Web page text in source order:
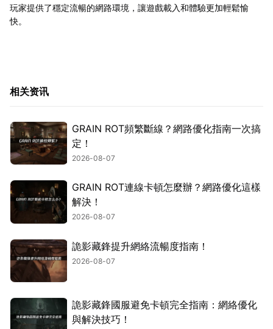
玩家提供了穩定流暢的網路環境，讓遊戲載入和體驗更加輕鬆愉
快。
相关资讯
GRAIN ROT頻繁斷線？網路優化指南一次搞
定！
2026-08-07
GRAIN ROT連線卡頓怎麼辦？網路優化這樣
解決！
2026-08-07
詭影藏鋒提升網絡流暢度指南！
2026-08-07
詭影藏鋒國服避免卡頓完全指南：網絡優化
與解決技巧！